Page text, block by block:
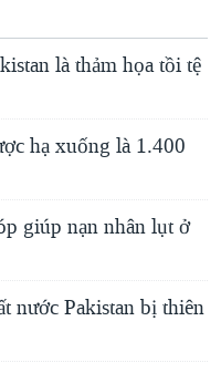
là thảm họa tồi tệ
hạ xuống là 1.400
giúp nạn nhân lụt ở
nước Pakistan bị thiên